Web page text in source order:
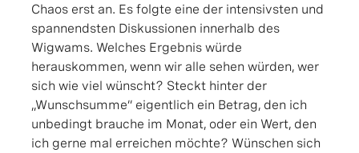
Chaos erst an. Es folgte eine der intensivsten und
spannendsten Diskussionen innerhalb des
Wigwams. Welches Ergebnis würde
herauskommen, wenn wir alle sehen würden, wer
sich wie viel wünscht? Steckt hinter der
„Wunschsumme“ eigentlich ein Betrag, den ich
unbedingt brauche im Monat, oder ein Wert, den
ich gerne mal erreichen möchte? Wünschen sich